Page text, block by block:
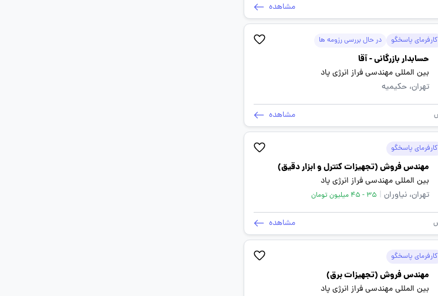
مشاهده
کارفرمای پاسخگو در حال بررسی رزومه ها
حسابدار بازرگانی - آقا
بین المللی مهندسی فراز انرژی پاد
تهران، حکیمیه
مشاهده
کارفرمای پاسخگو
مهندس فروش (تجهیزات کنترل و ابزار دقیق)
بین المللی مهندسی فراز انرژی پاد
تهران، نیاوران | 35 - 45 میلیون تومان
مشاهده
کارفرمای پاسخگو
مهندس فروش (تجهیزات برق)
بین المللی مهندسی فراز انرژی پاد